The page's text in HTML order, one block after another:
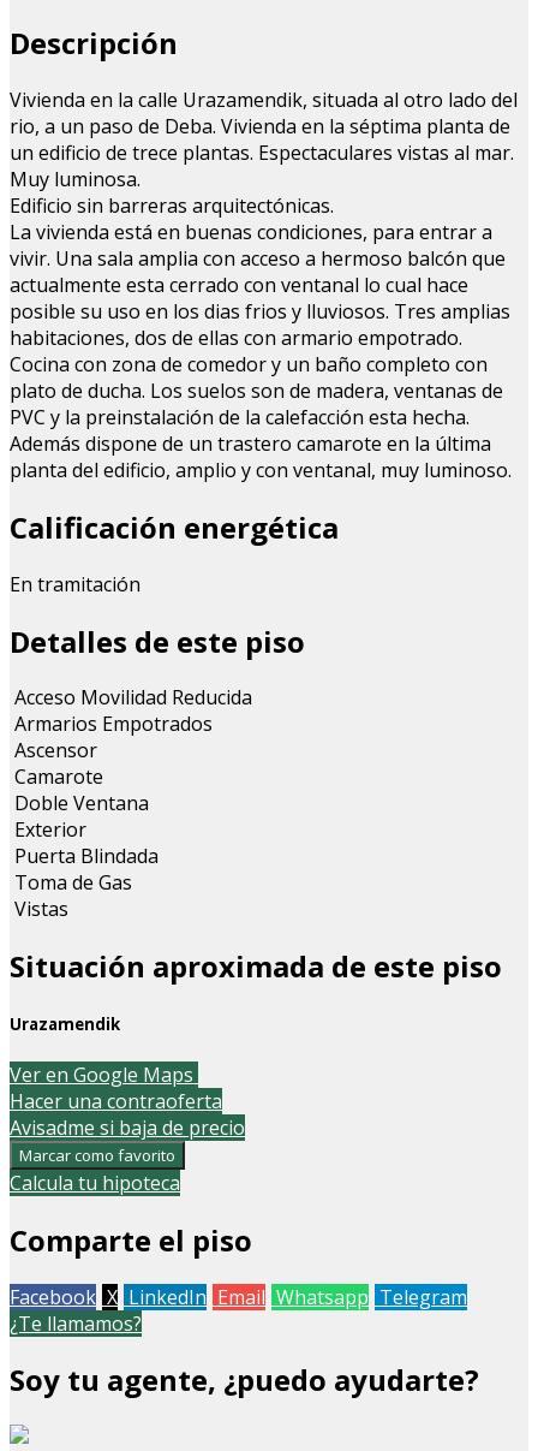
Descripción
Vivienda en la calle Urazamendik, situada al otro lado del
rio, a un paso de Deba. Vivienda en la séptima planta de
un edificio de trece plantas. Espectaculares vistas al mar.
Muy luminosa.
Edificio sin barreras arquitectónicas.
La vivienda está en buenas condiciones, para entrar a
vivir. Una sala amplia con acceso a hermoso balcón que
actualmente esta cerrado con ventanal lo cual hace
posible su uso en los dias frios y lluviosos. Tres amplias
habitaciones, dos de ellas con armario empotrado.
Cocina con zona de comedor y un baño completo con
plato de ducha. Los suelos son de madera, ventanas de
PVC y la preinstalación de la calefacción esta hecha.
Además dispone de un trastero camarote en la última
planta del edificio, amplio y con ventanal, muy luminoso.
Calificación energética
En tramitación
Detalles de este piso
Acceso Movilidad Reducida
Armarios Empotrados
Ascensor
Camarote
Doble Ventana
Exterior
Puerta Blindada
Toma de Gas
Vistas
Situación aproximada de este piso
Urazamendik
+
−
Ver en Google Maps
Hacer una contraoferta
Avisadme si baja de precio
Marcar como favorito
Calcula tu hipoteca
Comparte el piso
Facebook X LinkedIn Email Whatsapp Telegram
¿Te llamamos?
Soy tu agente, ¿puedo ayudarte?